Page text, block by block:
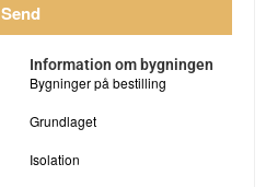
Send
Information om bygningen
Bygninger på bestilling
Grundlaget
Isolation